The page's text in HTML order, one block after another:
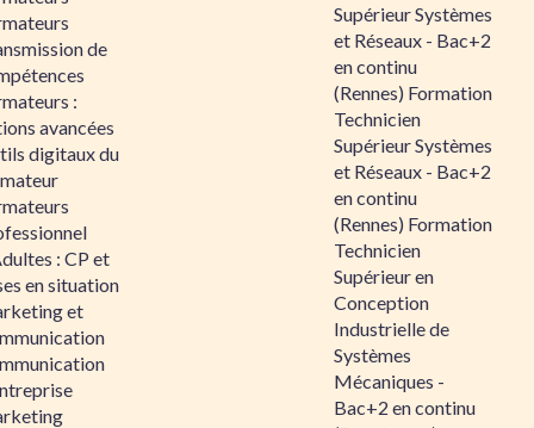
de
:
avancées
digitaux du
: CP et
en situation
et
Supérieur Systèmes
et Réseaux - Bac+2
en continu
(Rennes) Formation
Technicien
Supérieur Systèmes
et Réseaux - Bac+2
en continu
(Rennes) Formation
Technicien
Supérieur en
Conception
Industrielle de
Systèmes
Mécaniques -
Bac+2 en continu